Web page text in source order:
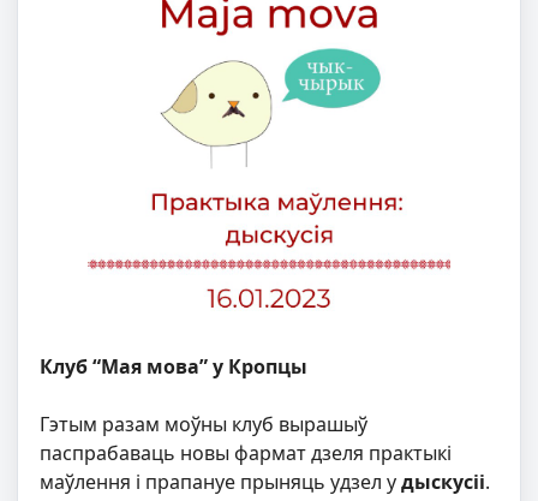
Клуб “Мая мова” у Кропцы
Гэтым разам моўны клуб вырашыў
паспрабаваць новы фармат дзеля практыкі
маўлення і прапануе прыняць удзел удыскусіі.